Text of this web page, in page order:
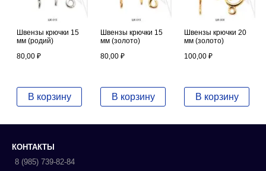
Швензы крючки 15
мм (родий)
80,00 ₽
В корзину
Швензы крючки 15
мм (золото)
80,00 ₽
В корзину
Швензы крючки 20
мм (золото)
100,00 ₽
В корзину
КОНТАКТЫ
8 (985) 739-82-84